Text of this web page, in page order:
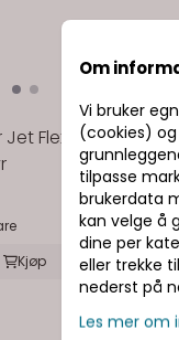
Flex
Kjøp
Om
Vi bruker
(cookies)
tilpasse
brukerdata
kan velge å
dine per
eller trekke
nederst på
Les mer om